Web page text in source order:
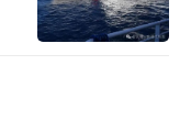
了“霍拉姆沙赫